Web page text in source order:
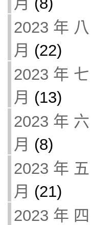
2023 年 八
月 (22)
2023 年 七
月 (13)
2023 年 六
月 (8)
2023 年 五
月 (21)
2023 年 四